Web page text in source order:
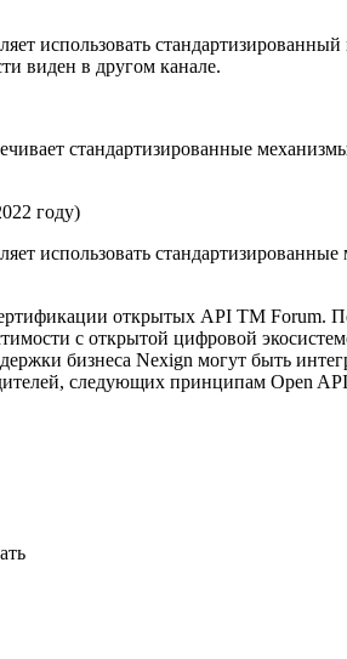
использовать
виден в другом канале.
стандартизированные
году)
использовать
открытых API TM Forum.
с открытой цифровой
бизнеса Nexign могут быть
следующих принципам Open